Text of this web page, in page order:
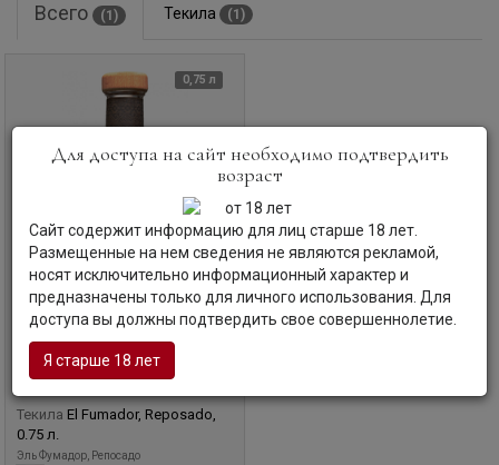
Всего (1) Текила (1)
0,75 л
Текила El Fumador, Reposado,
0.75 л.
Эль Фумадор, Репосадо
Для доступа на сайт необходимо подтвердить
возраст
Сайт содержит информацию для лиц старше 18 лет.
Размещенные на нем сведения не являются рекламой,
носят исключительно информационный характер и
предназначены только для личного использования. Для
доступа вы должны подтвердить свое совершеннолетие.
Я старше 18 лет